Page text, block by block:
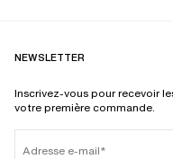
NEWSLETTER
Inscrivez-vous pour recevoir
votre première commande.
Adresse e-mail